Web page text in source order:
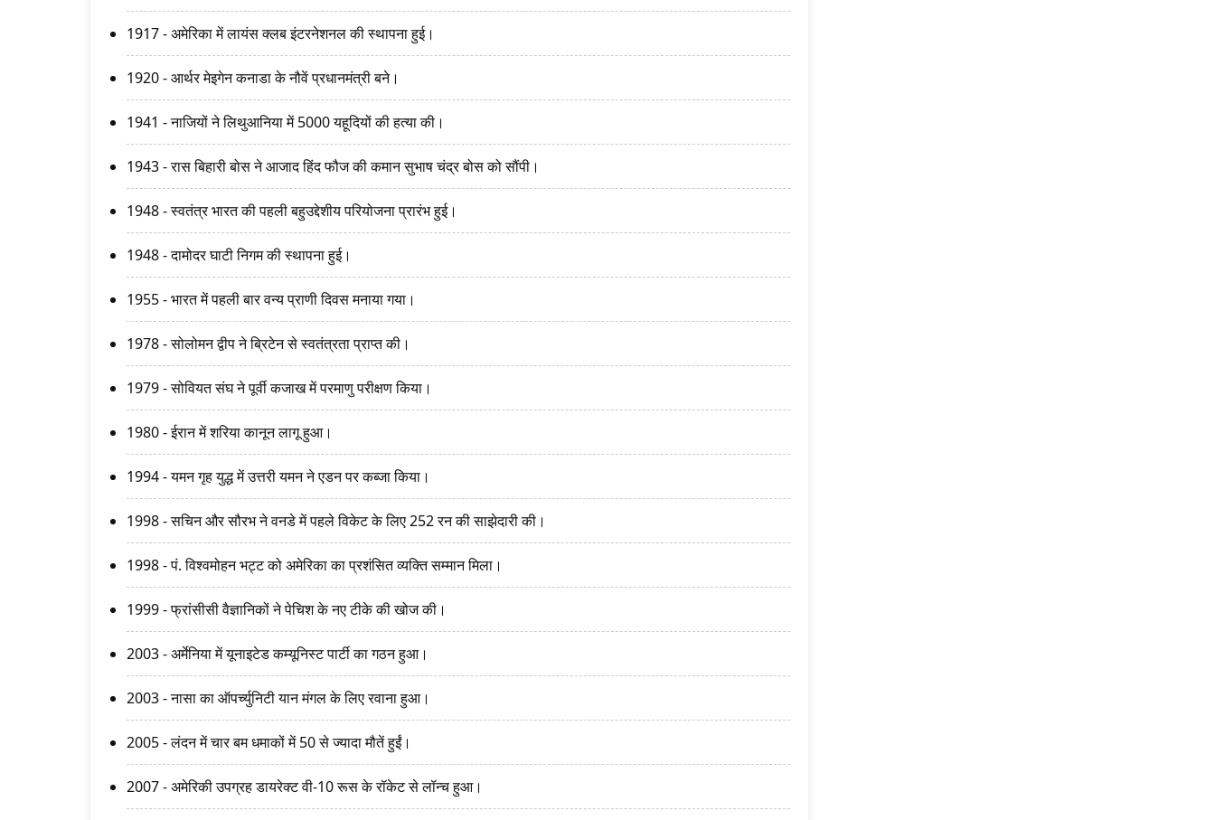
1917 - अमेरिका में लायंस क्लब इंटरनेशनल की स्थापना हुई।
1920 - आर्थर मेइगेन कनाडा के नौवें प्रधानमंत्री बने।
1941 - नाजियों ने लिथुआनिया में 5000 यहूदियों की हत्या की।
1943 - रास बिहारी बोस ने आजाद हिंद फौज की कमान सुभाष चंद्र बोस को सौंपी।
1948 - स्वतंत्र भारत की पहली बहुउद्देशीय परियोजना प्रारंभ हुई।
1948 - दामोदर घाटी निगम की स्थापना हुई।
1955 - भारत में पहली बार वन्य प्राणी दिवस मनाया गया।
1978 - सोलोमन द्वीप ने ब्रिटेन से स्वतंत्रता प्राप्त की।
1979 - सोवियत संघ ने पूर्वी कजाख में परमाणु परीक्षण किया।
1980 - ईरान में शरिया कानून लागू हुआ।
1994 - यमन गृह युद्ध में उत्तरी यमन ने एडन पर कब्जा किया।
1998 - सचिन और सौरभ ने वनडे में पहले विकेट के लिए 252 रन की साझेदारी की।
1998 - पं. विश्वमोहन भट्ट को अमेरिका का प्रशंसित व्यक्ति सम्मान मिला।
1999 - फ्रांसीसी वैज्ञानिकों ने पेचिश के नए टीके की खोज की।
2003 - अर्मेनिया में यूनाइटेड कम्यूनिस्ट पार्टी का गठन हुआ।
2003 - नासा का ऑपर्च्युनिटी यान मंगल के लिए रवाना हुआ।
2005 - लंदन में चार बम धमाकों में 50 से ज्यादा मौतें हुईं।
2007 - अमेरिकी उपग्रह डायरेक्ट वी-10 रूस के रॉकेट से लॉन्च हुआ।